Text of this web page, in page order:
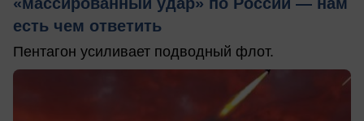
«массированный удар» по России — нам
есть чем ответить
Пентагон усиливает подводный флот.